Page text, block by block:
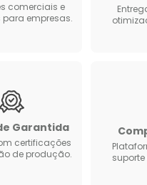
comerciais e
empresas.
Garantida
certificações
de produção.